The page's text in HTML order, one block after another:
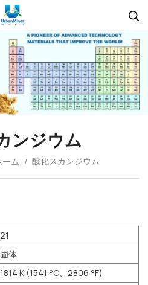
ンジウム
ーム / 酸化スカンジウム
21
固体
1814 K (1541 °C、2806 °F)